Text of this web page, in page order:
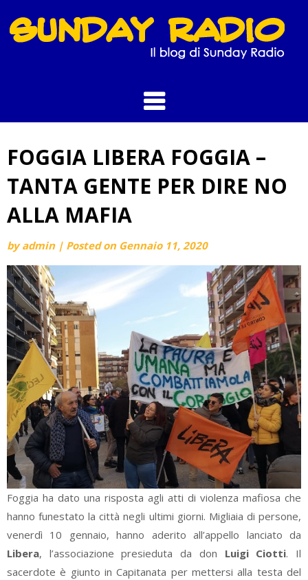
to
content
FOGGIA LIBERA FOGGIA –
TANTA GENTE PER DIRE NO
ALLA MAFIA
byadmin | Posted on Gennaio 11, 2020
Foggia ha dato una risposta agli atti di violenza mafiosa che
hanno funestato la città negli ultimi giorni. Migliaia di persone,
venerdì 10 gennaio, hanno aderito all’appello lanciato da
Libera, l’associazione presieduta da don Luigi Ciotti. Il
sacerdote è giunto in Capitanata per mettersi alla testa del